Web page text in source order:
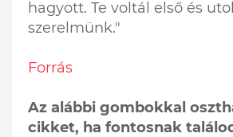
hagyott. Te voltál első és
szerelmünk."
Forrás
Az alábbi gombokkal
cikket, ha fontosnak